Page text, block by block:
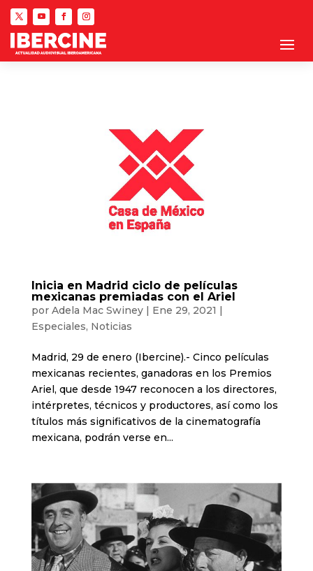
Inicia en Madrid ciclo de películas
mexicanas premiadas con el Ariel
por Adela Mac Swiney| Ene 29, 2021 |
Especiales, Noticias
Madrid, 29 de enero (Ibercine).- Cinco películas
mexicanas recientes, ganadoras en los Premios
Ariel, que desde 1947 reconocen a los directores,
intérpretes, técnicos y productores, así como los
títulos más significativos de la cinematografía
mexicana, podrán verse en...